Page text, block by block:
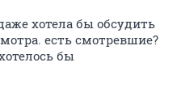
хотела бы обсудить
есть смотревшие?
бы